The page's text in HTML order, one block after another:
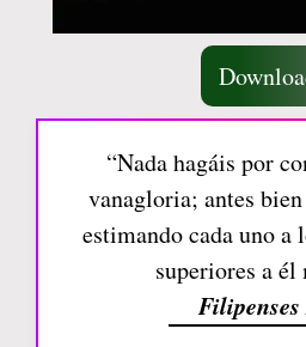
“Nada hagáis por
vanagloria; antes
estimando cada uno a
superiores a él
Filipenses